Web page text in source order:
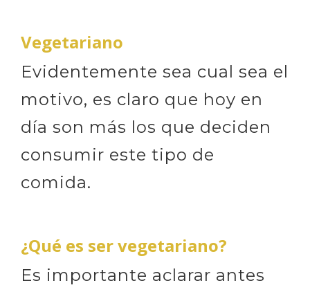
Vegetariano
Evidentemente sea cual sea el
motivo, es claro que hoy en
día son más los que deciden
consumir este tipo de
comida.
¿Qué es ser vegetariano?
Es importante aclarar antes